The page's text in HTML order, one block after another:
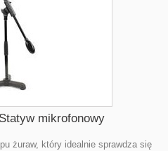
mikrofonowy
żuraw, który idealnie sprawdza się